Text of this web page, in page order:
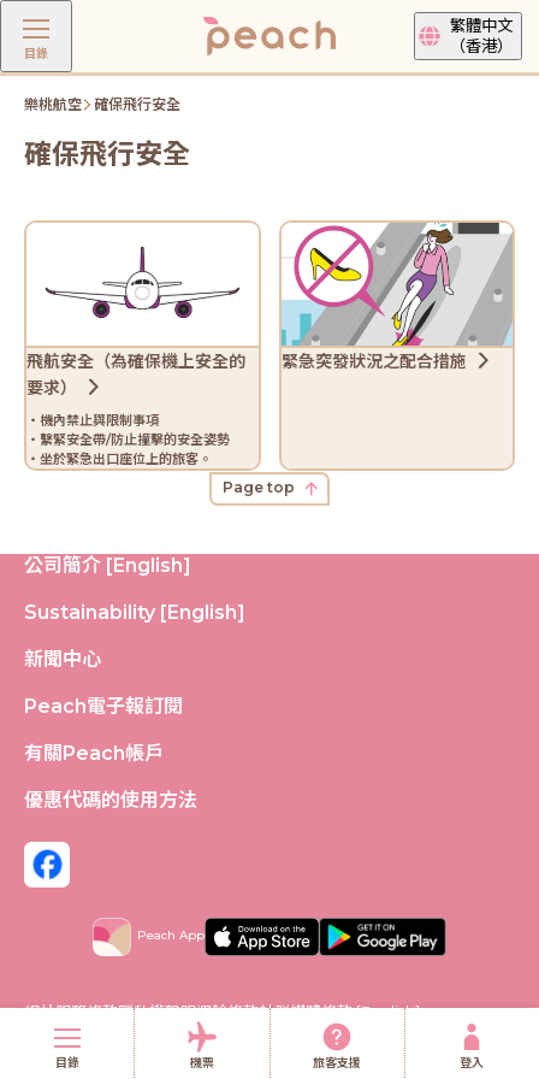
目錄
繁體中文
（香港）
目錄 機票 旅客支援 登入
樂桃航空 確保飛行安全
確保飛行安全
飛航安全（為確保機上安全的
要求）
・機內禁止與限制事項
・繫緊安全帶/防止撞擊的安全姿勢
・坐於緊急出口座位上的旅客。
緊急突發狀況之配合措施
Page top
公司簡介 [English]
Sustainability [English]
新聞中心
Peach電子報訂閱
有關Peach帳戶
優惠代碼的使用方法
Peach App
網站服務條款隱私權聲明運輸條款社群媒體條款 [English]
2026 Peach Aviation Limited